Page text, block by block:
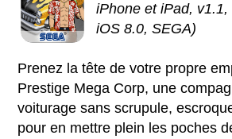
iPhone et iPad, v1.1,
iOS 8.0, SEGA)
Prenez la tête de votre propre
Prestige Mega Corp, une
voiturage sans scrupule,
pour en mettre plein les poches